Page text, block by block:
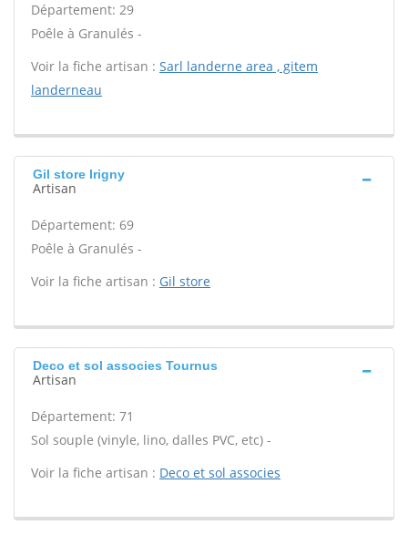
Département: 29
Poêle à Granulés -
Voir la fiche artisan : Sarl landerne area , gitem
landerneau
Gil store Irigny
Artisan
Département: 69
Poêle à Granulés -
Voir la fiche artisan : Gil store
Deco et sol associes Tournus
Artisan
Département: 71
Sol souple (vinyle, lino, dalles PVC, etc) -
Voir la fiche artisan : Deco et sol associes